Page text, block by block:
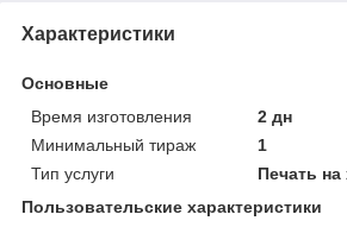
Характеристики
Основные
Время изготовления
2 дн
Минимальный тираж
1
Тип услуги
Печать на
Пользовательские характеристики